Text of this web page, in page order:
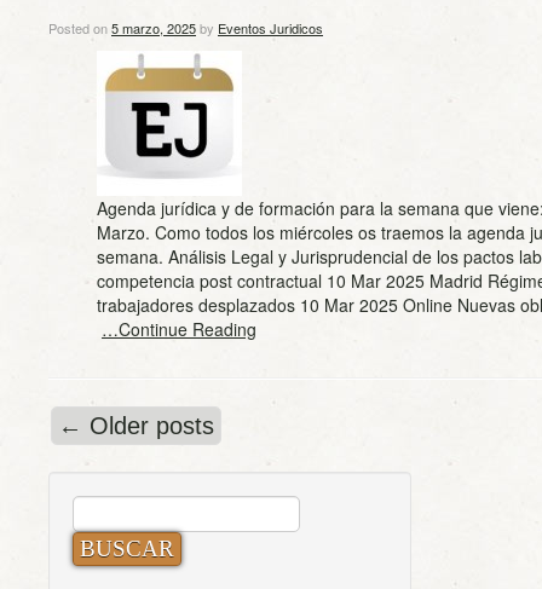
Posted on5 marzo, 2025by Eventos Juridicos
Agenda jurídica y de formación para la semana que
Marzo. Como todos los miércoles os traemos la agenda
semana. Análisis Legal y Jurisprudencial de los pactos
competencia post contractual 10 Mar 2025 Madrid
trabajadores desplazados 10 Mar 2025 Online Nuevas
…Continue Reading
← Older posts
BUSCAR: